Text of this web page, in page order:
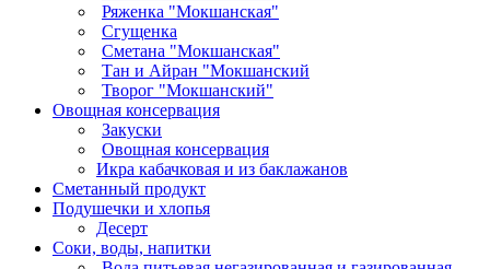
Ряженка "Мокшанская"
Сгущенка
Сметана "Мокшанская"
Тан и Айран "Мокшанский
Творог "Мокшанский"
Овощная консервация
Закуски
Овощная консервация
Икра кабачковая и из баклажанов
Сметанный продукт
Подушечки и хлопья
Десерт
Соки, воды, напитки